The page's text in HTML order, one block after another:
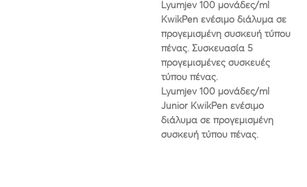
Lyumjev 100 μονάδες/ml
KwikPen ενέσιμο διάλυμα σε
προγεμισμένη συσκευή τύπου
πένας. Συσκευασία 5
προγεμισμένες συσκευές
τύπου πένας.
Lyumjev 100 μονάδες/ml
Junior KwikPen ενέσιμο
διάλυμα σε προγεμισμένη
συσκευή τύπου πένας.